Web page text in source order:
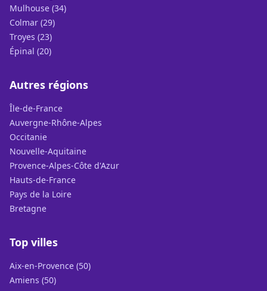
Mulhouse (34)
Colmar (29)
Troyes (23)
Épinal (20)
Autres régions
Île-de-France
Auvergne-Rhône-Alpes
Occitanie
Nouvelle-Aquitaine
Provence-Alpes-Côte d'Azur
Hauts-de-France
Pays de la Loire
Bretagne
Top villes
Aix-en-Provence (50)
Amiens (50)